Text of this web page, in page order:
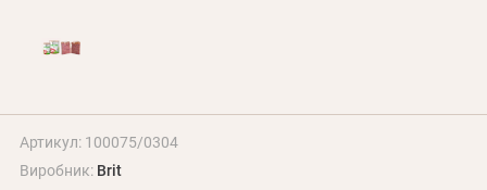
Артикул: 100075/0304
Виробник: Brit